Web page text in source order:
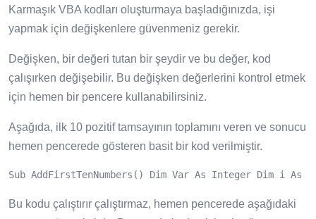
Karmaşık VBA kodları oluşturmaya başladığınızda, işi
yapmak için değişkenlere güvenmeniz gerekir.
Değişken, bir değeri tutan bir şeydir ve bu değer, kod
çalışırken değişebilir. Bu değişken değerlerini kontrol etmek
için hemen bir pencere kullanabilirsiniz.
Aşağıda, ilk 10 pozitif tamsayının toplamını veren ve sonucu
hemen pencerede gösteren basit bir kod verilmiştir.
Sub AddFirstTenNumbers() Dim Var As Integer Dim
Bu kodu çalıştırır çalıştırmaz, hemen pencerede aşağıdaki